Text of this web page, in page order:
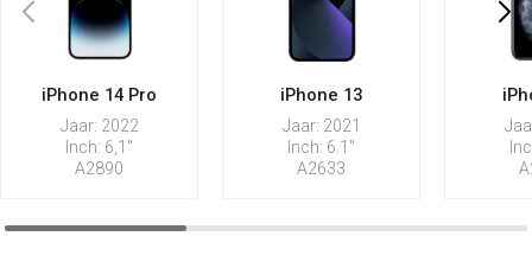
iPhone 14 Pro
Jaar: 2022
Inch: 6,1"
A2890
iPhone 13
Jaar: 2021
Inch: 6.1"
A2633